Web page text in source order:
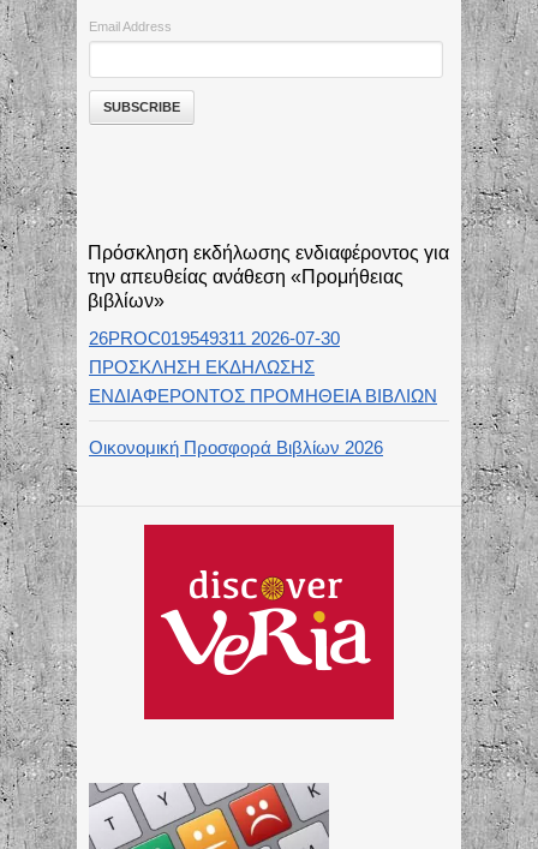
Email Address
Πρόσκληση εκδήλωσης ενδιαφέροντος για
την απευθείας ανάθεση «Προμήθειας
βιβλίων»
26PROC019549311 2026-07-30
ΠΡΟΣΚΛΗΣΗ ΕΚΔΗΛΩΣΗΣ
ΕΝΔΙΑΦΕΡΟΝΤΟΣ ΠΡΟΜΗΘΕΙΑ ΒΙΒΛΙΩΝ
Οικονομική Προσφορά Βιβλίων 2026